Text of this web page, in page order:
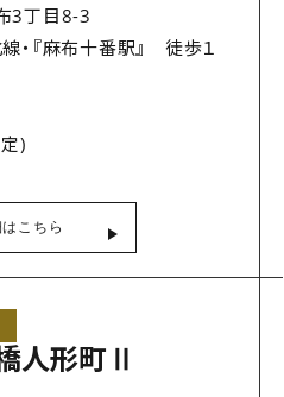
3丁目8-3
・『麻布十番駅』 徒歩１
)
こちら
人形町Ⅱ